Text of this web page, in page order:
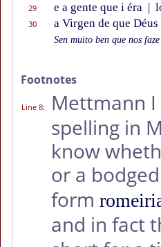
29 e a gente que i éra |
30 a Virgen de que
Sen muito ben que nos faze
Footnotes
Line 8: Mettmann I
spelling in
know
or a
form
and in fact